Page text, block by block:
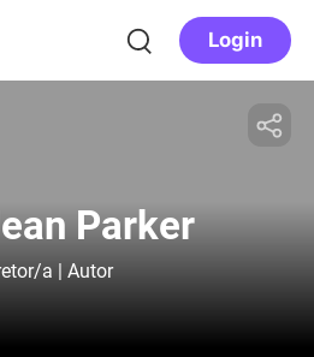
Login
Parker
a | Autor